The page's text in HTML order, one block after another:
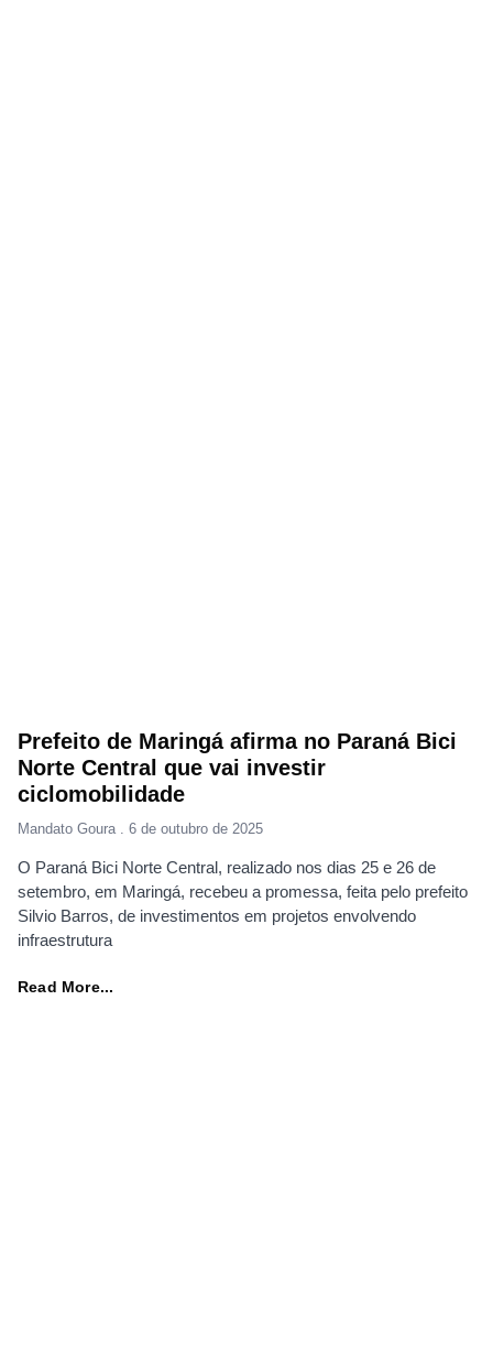
Prefeito de Maringá afirma no Paraná Bici
Norte Central que vai investir
ciclomobilidade
Mandato Goura 6 de outubro de 2025
O Paraná Bici Norte Central, realizado nos dias 25 e 26 de
setembro, em Maringá, recebeu a promessa, feita pelo prefeito
Silvio Barros, de investimentos em projetos envolvendo
infraestrutura
Read More...